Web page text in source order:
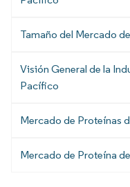
Tamaño del Mercado
Visión General de la
Pacífico
Mercado de Proteínas
Mercado de Proteína